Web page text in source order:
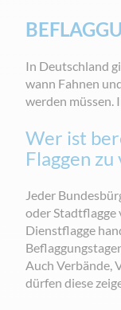
In Deutschland
wann Fahnen
werden müssen.
Wer ist
Flaggen
Jeder
oder Stadtflagge
Dienstflagge
Auch Verbände,
dürfen diese